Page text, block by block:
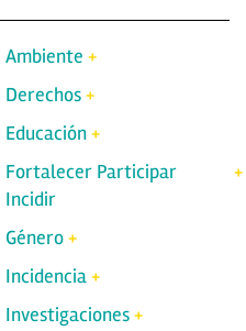
Ambiente
Derechos
Educación
Fortalecer Participar
Incidir
Género
Incidencia
Investigaciones